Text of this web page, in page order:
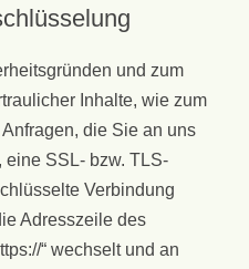
und zum
Inhalte, wie zum
die Sie an uns
SSL- bzw. TLS-
Verbindung
Adresszeile des
“ wechselt und an